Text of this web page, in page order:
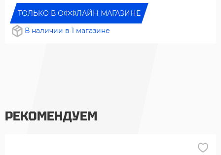
ТОЛЬКО В ОФФЛАЙН МАГАЗИНЕ
В наличии в 1 магазине
РЕКОМЕНДУЕМ